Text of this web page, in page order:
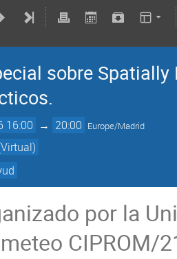
sobre
16:00 → 20:00 Europe/Madrid
por la
CIPROM/